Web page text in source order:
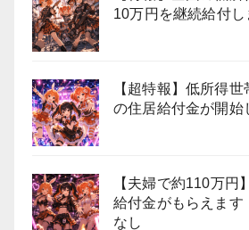
10万円を継続給付し
【超特報】低所得
の住居給付金が開始
【夫婦で約110万円
給付金がもらえます
なし